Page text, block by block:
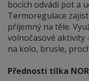
bocích odvádí pot a
Termoregulace
příjemný na těle.
volnočasové aktivity
na kolo, brusle,
Přednosti tílka